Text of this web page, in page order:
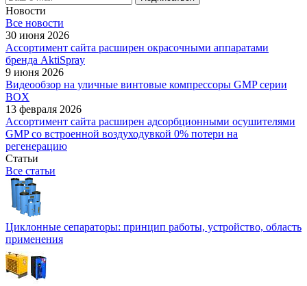
Новости
Все новости
30 июня 2026
Ассортимент сайта расширен окрасочными аппаратами
бренда AktiSpray
9 июня 2026
Видеообзор на уличные винтовые компрессоры GMP серии
BOX
13 февраля 2026
Ассортимент сайта расширен адсорбционными осушителями
GMP со встроенной воздуходувкой 0% потери на
регенерацию
Статьи
Все статьи
Циклонные сепараторы: принцип работы, устройство, область
применения